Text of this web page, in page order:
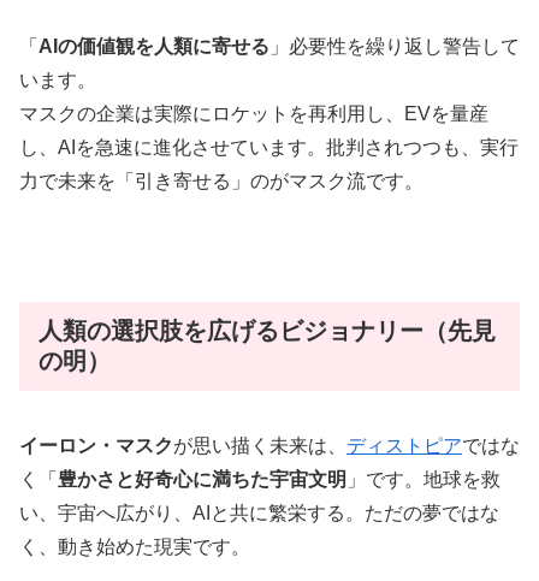
「 AIの価値観を人類に寄せる 」必要性を繰り返し警告して
います。
マスクの企業は実際にロケットを再利用し、EVを量産
し、AIを急速に進化させています。批判されつつも、実行
力で未来を「引き寄せる」のがマスク流です。
人類の選択肢を広げるビジョナリー（先見
の明）
イーロン・マスクが思い描く未来は、 ディストピアではな
く「 豊かさと好奇心に満ちた宇宙文明 」です。地球を救
い、宇宙へ広がり、AIと共に繁栄する。ただの夢ではな
く、動き始めた現実です。